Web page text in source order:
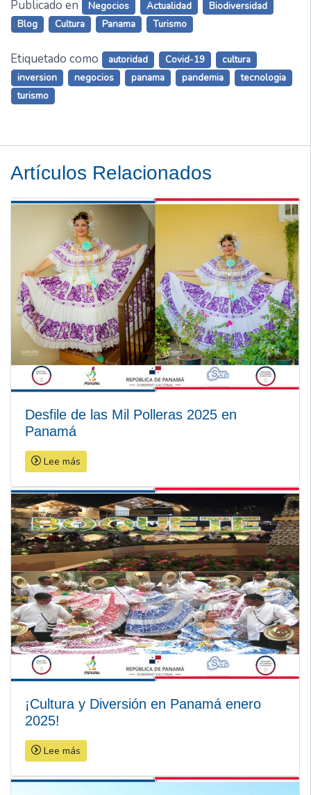
Publicado en Negocios Actualidad
Biodiversidad
Blog
Cultura Panama Turismo
Etiquetado como autoridad Covid-19
cultura
inversion
negocios panama pandemia
tecnologia
turismo
Artículos Relacionados
Desfile de las Mil Polleras 2025 en
Panamá
Lee más
¡Cultura y Diversión en Panamá enero
2025!
Lee más